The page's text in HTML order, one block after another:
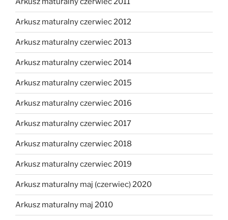
Arkusz maturalny czerwiec 2012
Arkusz maturalny czerwiec 2013
Arkusz maturalny czerwiec 2014
Arkusz maturalny czerwiec 2015
Arkusz maturalny czerwiec 2016
Arkusz maturalny czerwiec 2017
Arkusz maturalny czerwiec 2018
Arkusz maturalny czerwiec 2019
Arkusz maturalny maj (czerwiec) 2020
Arkusz maturalny maj 2010